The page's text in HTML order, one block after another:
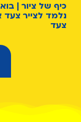
כיף של ציור |
נלמד לצייר צעד
צעד